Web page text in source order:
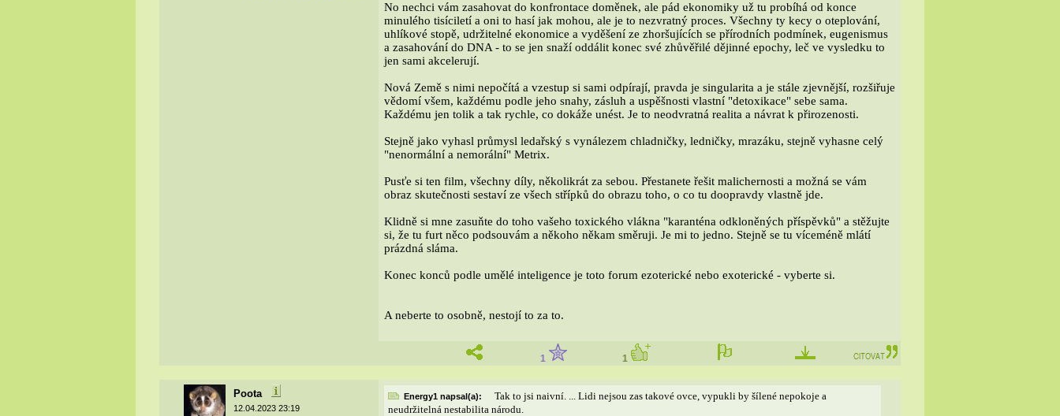
No nechci vám zasahovat do konfrontace doměnek, ale pád ekonomiky už tu probíhá od konce
minulého tisíciletí a oni to hasí jak mohou, ale je to nezvratný proces. Všechny ty kecy o oteplování,
uhlíkové stopě, udržitelné ekonomice a vyděšení ze zhoršujících se přírodních podmínek, eugenismus
a zasahování do DNA - to se jen snaží oddálit konec své zhůvěřilé dějinné epochy, leč ve vysledku to
jen sami akcelerují.
Nová Země s nimi nepočítá a vzestup si sami odpírají, pravda je singularita a je stále zjevnější, rozšiřuje
vědomí všem, každému podle jeho snahy, zásluh a uspěšnosti vlastní "detoxikace" sebe sama.
Každému jen tolik a tak rychle, co dokáže unést. Je to neodvratná realita a návrat k přirozenosti.
Stejně jako vyhasl průmysl ledařský s vynálezem chladničky, ledničky, mrazáku, stejně vyhasne celý
"nenormální a nemorální" Metrix.
Pusťe si ten film, všechny díly, několikrát za sebou. Přestanete řešit malichernosti a možná se vám
obraz skutečnosti sestaví ze všech střípků do obrazu toho, o co tu doopravdy vlastně jde.
Klidně si mne zasuňte do toho vašeho toxického vlákna "karanténa odkloněných příspěvků" a stěžujte
si, že tu furt něco podsouvám a někoho někam směruji. Je mi to jedno. Stejně se tu víceméně mlátí
prázdná sláma.
Konec konců podle umělé inteligence je toto forum ezoterické nebo exoterické - vyberte si.
A neberte to osobně, nestojí to za to.
1 1
Poota
12.04.2023 23:19
Energy1 napsal(a):
Tak to jsi naivní. ... Lidi nejsou zas takové ovce, vypukli by šílené nepokoje a
neudržitelná nestabilita národu.